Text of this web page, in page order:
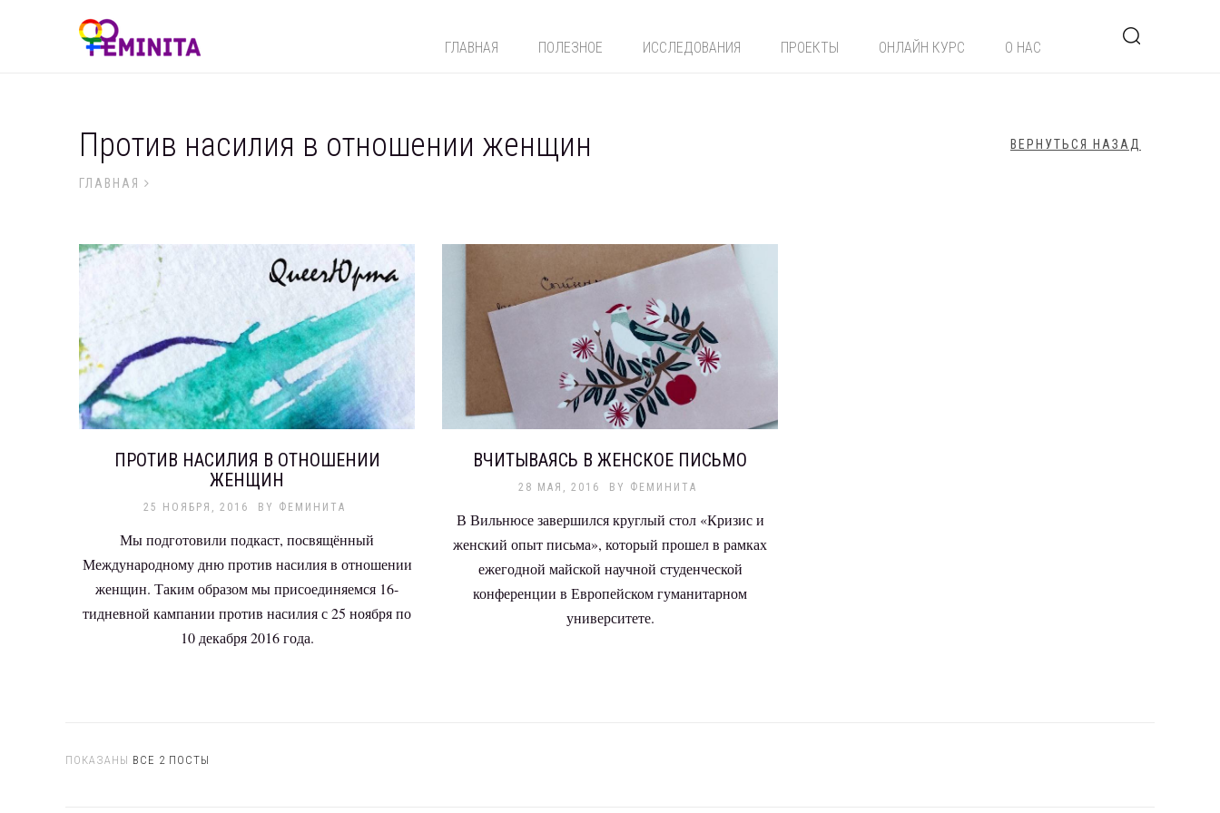
ГЛАВНАЯ ПОЛЕЗНОЕ ИССЛЕДОВАНИЯ ПРОЕКТЫ ОНЛАЙН КУРС О НАС
Против насилия в отношении женщин
ГЛАВНАЯ
ВЕРНУТЬСЯ НАЗАД
ПРОТИВ НАСИЛИЯ В ОТНОШЕНИИ
ЖЕНЩИН
25 НОЯБРЯ, 2016 BY ФЕМИНИТА
Мы подготовили подкаст, посвящённый
Международному дню против насилия в отношении
женщин. Таким образом мы присоединяемся 16-
тидневной кампании против насилия с 25 ноября по
10 декабря 2016 года.
ВЧИТЫВАЯСЬ В ЖЕНСКОЕ ПИСЬМО
28 МАЯ, 2016 BY ФЕМИНИТА
В Вильнюсе завершился круглый стол «Кризис и
женский опыт письма», который прошел в рамках
ежегодной майской научной студенческой
конференции в Европейском гуманитарном
университете.
ПОКАЗАНЫ ВСЕ 2 ПОСТЫ